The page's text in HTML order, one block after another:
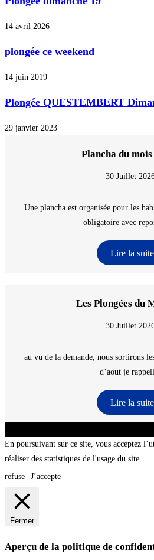
14 avril 2026
plongée ce weekend
14 juin 2019
Plongée QUESTEMBERT
29 janvier 2023
Plancha du mois
30 Juillet
Une plancha est organisée pour les
obligatoire avec
Lire la suite
Les Plongées du
30 Juillet
au vu de la demande, nous sortirons
d’aout je
Lire la suite
En poursuivant sur ce site, vous acceptez
réaliser des statistiques de l'usage du site.
refuse
J’accepte
Fermer
Aperçu de la politique de